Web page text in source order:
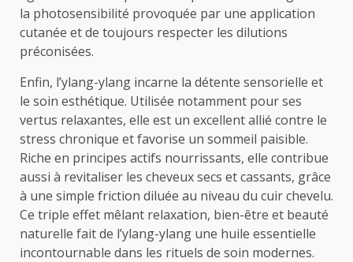
la photosensibilité provoquée par une application
cutanée et de toujours respecter les dilutions
préconisées.
Enfin, l’ylang-ylang incarne la détente sensorielle et
le soin esthétique. Utilisée notamment pour ses
vertus relaxantes, elle est un excellent allié contre le
stress chronique et favorise un sommeil paisible.
Riche en principes actifs nourrissants, elle contribue
aussi à revitaliser les cheveux secs et cassants, grâce
à une simple friction diluée au niveau du cuir chevelu.
Ce triple effet mêlant relaxation, bien-être et beauté
naturelle fait de l’ylang-ylang une huile essentielle
incontournable dans les rituels de soin modernes.